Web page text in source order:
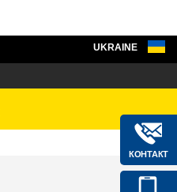
КОНТАКТ
UKRAINE